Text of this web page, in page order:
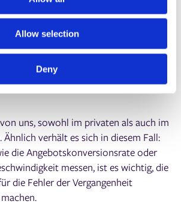
Allow selection
Deny
Ihre Daten
von Abraham Lincoln: „Ich halte
Mann, der heute nicht klüger ist als
uns, sowohl im privaten als auch im
Ähnlich verhält es sich in diesem Fall:
die Angebotskonversionsrate oder
messen, ist es wichtig, die
die Fehler der Vergangenheit